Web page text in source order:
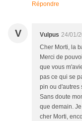
Répondre
V Vulpus 24/01/
Cher Morti, la
Merci de
que vous
pas ce qui se
pin ou d'autres
Sans doute
que demain.
cher Morti,